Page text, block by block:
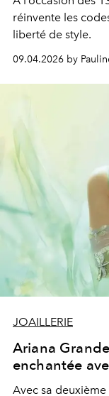
réinvente les
liberté de style.
09.04.2026 by
JOAILLERIE
Ariana
enchantée
Avec sa